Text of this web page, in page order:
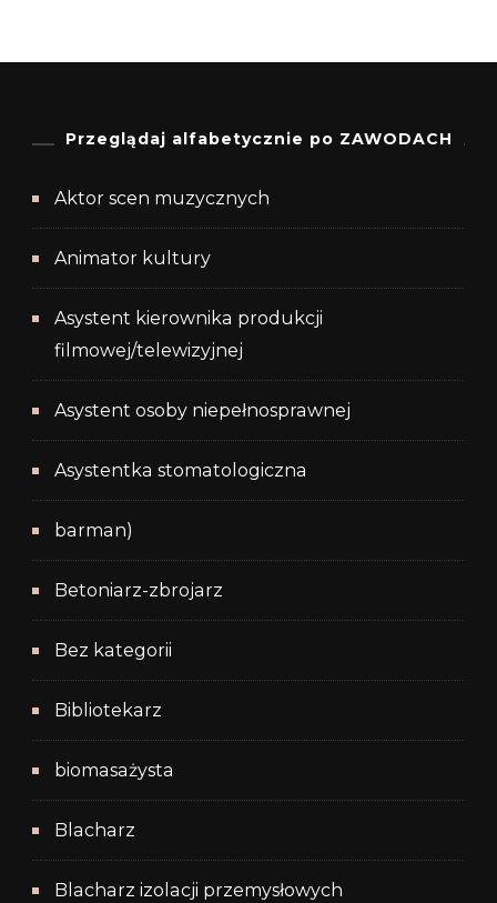
Przeglądaj alfabetycznie po ZAWODACH
Aktor scen muzycznych
Animator kultury
Asystent kierownika produkcji
filmowej/telewizyjnej
Asystent osoby niepełnosprawnej
Asystentka stomatologiczna
barman)
Betoniarz-zbrojarz
Bez kategorii
Bibliotekarz
biomasażysta
Blacharz
Blacharz izolacji przemysłowych